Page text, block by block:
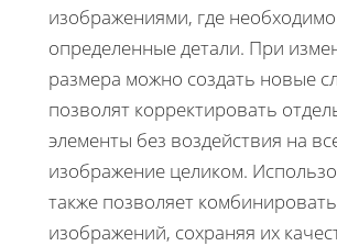
изображениями, где
определенные детали. При
размера можно создать новые
позволят корректировать
элементы без воздействия на
изображение целиком.
также позволяет
изображений, сохраняя их